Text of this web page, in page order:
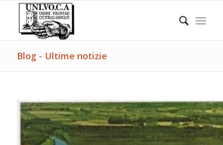
Blog - Ultime notizie